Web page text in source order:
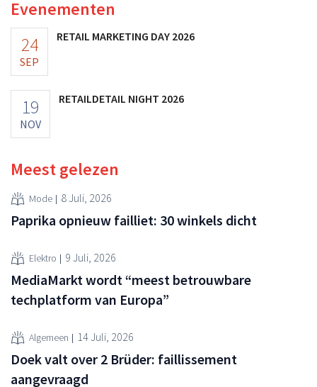
Evenementen
24
SEP
RETAIL MARKETING DAY 2026
19
NOV
RETAILDETAIL NIGHT 2026
Meest gelezen
Mode 8 Juli, 2026
Paprika opnieuw failliet: 30 winkels dicht
Elektro 9 Juli, 2026
MediaMarkt wordt “meest betrouwbare
techplatform van Europa”
Algemeen 14 Juli, 2026
Doek valt over 2 Brüder: faillissement
aangevraagd